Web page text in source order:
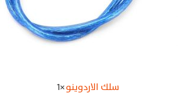
1×سلك الاردوينو